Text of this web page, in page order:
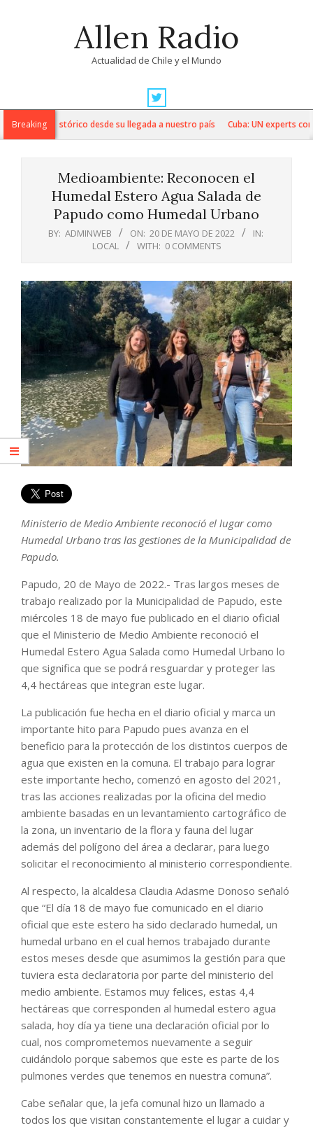
Allen Radio
Actualidad de Chile y el Mundo
Navigation
MenuBreaking
line up histórico desde su llegada a nuestro país Cuba: UN experts
Medioambiente: Reconocen el
Humedal Estero Agua Salada de
Papudo como Humedal Urbano
BY: ADMINWEB ON: 20 DE MAYO DE 2022
IN:
LOCAL
WITH: 0 COMMENTS
Ministerio de Medio Ambiente reconoció el lugar como
Humedal Urbano tras las gestiones de la Municipalidad de
Papudo.
Papudo, 20 de Mayo de 2022.- Tras largos meses de
trabajo realizado por la Municipalidad de Papudo, este
miércoles 18 de mayo fue publicado en el diario oficial
que el Ministerio de Medio Ambiente reconoció el
Humedal Estero Agua Salada como Humedal Urbano lo
que significa que se podrá resguardar y proteger las
4,4 hectáreas que integran este lugar.
La publicación fue hecha en el diario oficial y marca un
importante hito para Papudo pues avanza en el
beneficio para la protección de los distintos cuerpos de
agua que existen en la comuna. El trabajo para lograr
este importante hecho, comenzó en agosto del 2021,
tras las acciones realizadas por la oficina del medio
ambiente basadas en un levantamiento cartográfico de
la zona, un inventario de la flora y fauna del lugar
además del polígono del área a declarar, para luego
solicitar el reconocimiento al ministerio correspondiente.
Al respecto, la alcaldesa Claudia Adasme Donoso señaló
que “El día 18 de mayo fue comunicado en el diario
oficial que este estero ha sido declarado humedal, un
humedal urbano en el cual hemos trabajado durante
estos meses desde que asumimos la gestión para que
tuviera esta declaratoria por parte del ministerio del
medio ambiente. Estamos muy felices, estas 4,4
hectáreas que corresponden al humedal estero agua
salada, hoy día ya tiene una declaración oficial por lo
cual, nos comprometemos nuevamente a seguir
cuidándolo porque sabemos que este es parte de los
pulmones verdes que tenemos en nuestra comuna”.
Cabe señalar que, la jefa comunal hizo un llamado a
todos los que visitan constantemente el lugar a cuidar y